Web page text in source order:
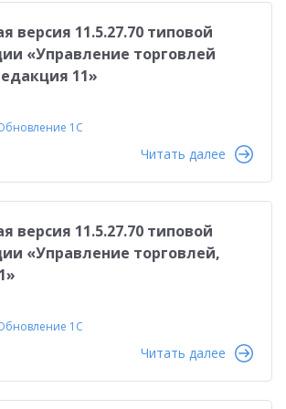
версия 11.5.27.70 типовой
«Управление торговлей
11»
1С
Читать далее
версия 11.5.27.70 типовой
«Управление торговлей,
1С
Читать далее